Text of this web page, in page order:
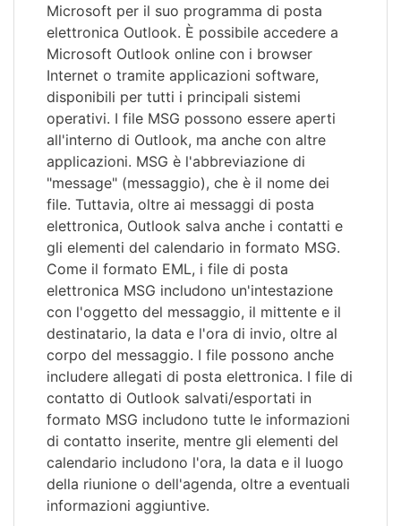
Microsoft per il suo programma di posta
elettronica Outlook. È possibile accedere a
Microsoft Outlook online con i browser
Internet o tramite applicazioni software,
disponibili per tutti i principali sistemi
operativi. I file MSG possono essere aperti
all'interno di Outlook, ma anche con altre
applicazioni. MSG è l'abbreviazione di
"message" (messaggio), che è il nome dei
file. Tuttavia, oltre ai messaggi di posta
elettronica, Outlook salva anche i contatti e
gli elementi del calendario in formato MSG.
Come il formato EML, i file di posta
elettronica MSG includono un'intestazione
con l'oggetto del messaggio, il mittente e il
destinatario, la data e l'ora di invio, oltre al
corpo del messaggio. I file possono anche
includere allegati di posta elettronica. I file di
contatto di Outlook salvati/esportati in
formato MSG includono tutte le informazioni
di contatto inserite, mentre gli elementi del
calendario includono l'ora, la data e il luogo
della riunione o dell'agenda, oltre a eventuali
informazioni aggiuntive.